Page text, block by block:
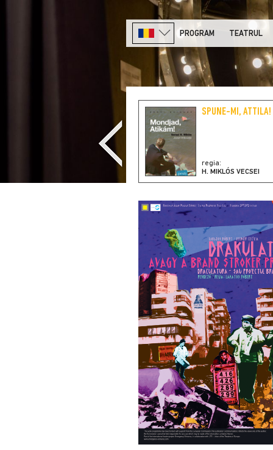
PROGRAM TEATRUL
SPUNE-MI, ATTILA!
regia:
H. MIKLÓS VECSEI